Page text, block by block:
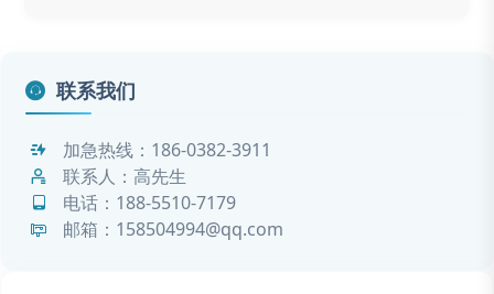
联系我们
加急热线： 186-0382-3911
联系人：高先生
电话： 188-5510-7179
邮箱：158504994@qq.com